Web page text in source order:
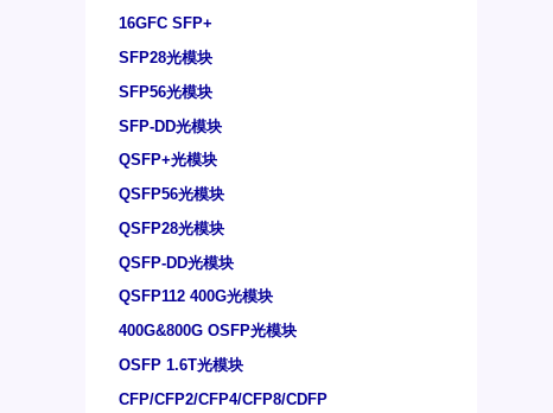
16GFC SFP+
SFP28光模块
SFP56光模块
SFP-DD光模块
QSFP+光模块
QSFP56光模块
QSFP28光模块
QSFP-DD光模块
QSFP112 400G光模块
400G&800G OSFP光模块
OSFP 1.6T光模块
CFP/CFP2/CFP4/CFP8/CDFP